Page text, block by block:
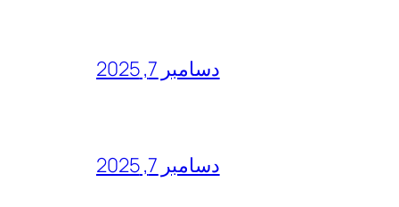
دسامبر 7, 2025
دسامبر 7, 2025